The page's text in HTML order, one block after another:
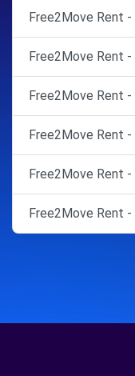
Free2Move Rent -
Free2Move Rent -
Free2Move Rent -
Free2Move Rent -
Free2Move Rent -
Free2Move Rent -